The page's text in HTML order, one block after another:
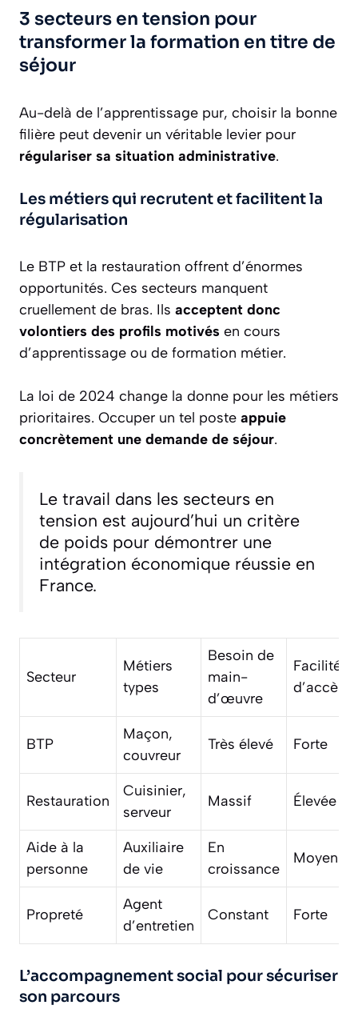
3 secteurs en tension pour
transformer la formation en titre de
séjour
Au-delà de l’apprentissage pur, choisir la bonne
filière peut devenir un véritable levier pour
régulariser sa situation administrative.
Les métiers qui recrutent et facilitent la
régularisation
Le BTP et la restauration offrent d’énormes
opportunités. Ces secteurs manquent
cruellement de bras. Ils acceptent donc
volontiers des profils motivés en cours
d’apprentissage ou de formation métier.
La loi de 2024 change la donne pour les métiers
prioritaires. Occuper un tel poste appuie
concrètement une demande de séjour.
Le travail dans les secteurs en
tension est aujourd’hui un critère
de poids pour démontrer une
intégration économique réussie en
France.
Secteur
Métiers
types
Besoin de
main-
d’œuvre
Facilité
d’accès
BTP
Maçon,
couvreur
Très élevé Forte
Restauration
Cuisinier,
serveur
Massif Élevée
Aide à la
personne
Auxiliaire
de vie
En
croissance
Moyenne
Propreté
Agent
d’entretien
Constant Forte
L’accompagnement social pour sécuriser
son parcours